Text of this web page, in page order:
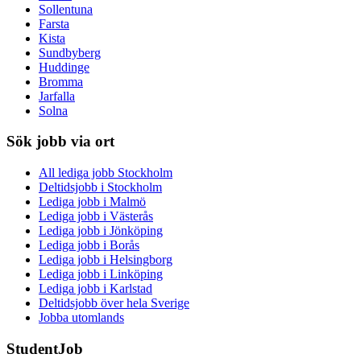
Sollentuna
Farsta
Kista
Sundbyberg
Huddinge
Bromma
Jarfalla
Solna
Sök jobb via ort
All lediga jobb Stockholm
Deltidsjobb i Stockholm
Lediga jobb i Malmö
Lediga jobb i Västerås
Lediga jobb i Jönköping
Lediga jobb i Borås
Lediga jobb i Helsingborg
Lediga jobb i Linköping
Lediga jobb i Karlstad
Deltidsjobb över hela Sverige
Jobba utomlands
StudentJob